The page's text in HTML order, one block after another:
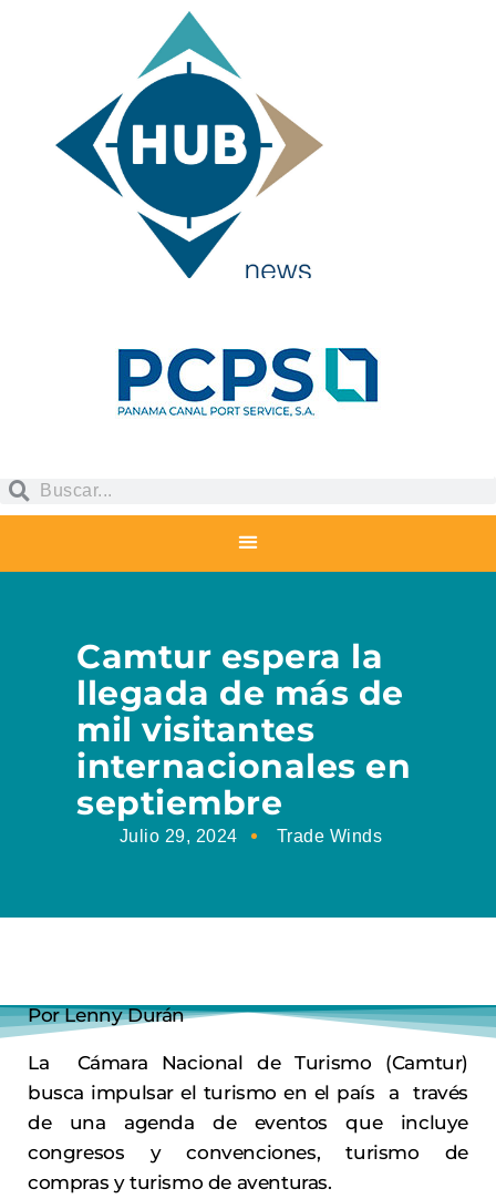
Camtur espera la
llegada de más de
mil visitantes
internacionales en
septiembre
Julio 29, 2024 Trade Winds
Por Lenny Durán
La Cámara Nacional de Turismo (Camtur)
busca impulsar el turismo en el país a través
de una agenda de eventos que incluye
congresos y convenciones, turismo de
compras y turismo de aventuras.